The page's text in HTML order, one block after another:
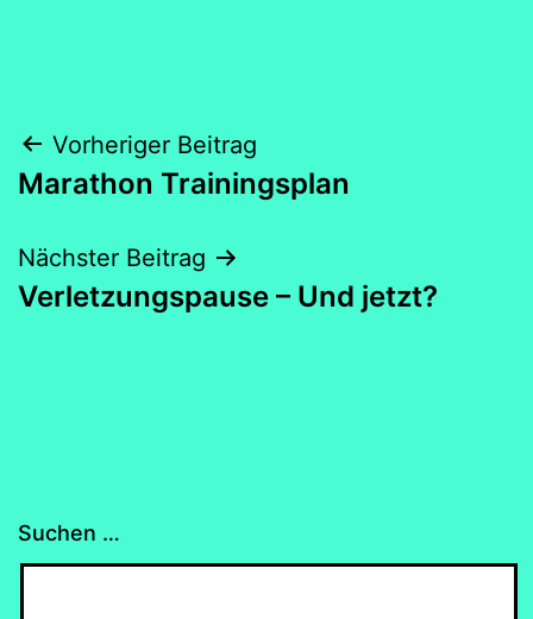
Beitragsnavigation
Vorheriger Beitrag
Marathon Trainingsplan
Nächster Beitrag
Verletzungspause – Und jetzt?
Suchen …